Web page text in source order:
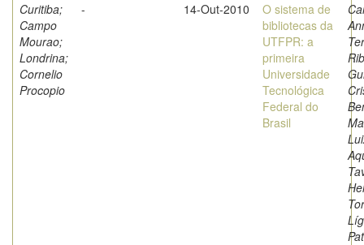
Curitiba;
Campo
Mourao;
Londrina;
Cornelio
Procopio
- 14-Out-2010
O sistema de
bibliotecas da
UTFPR: a
primeira
Universidade
Tecnológica
Federal do
Brasil